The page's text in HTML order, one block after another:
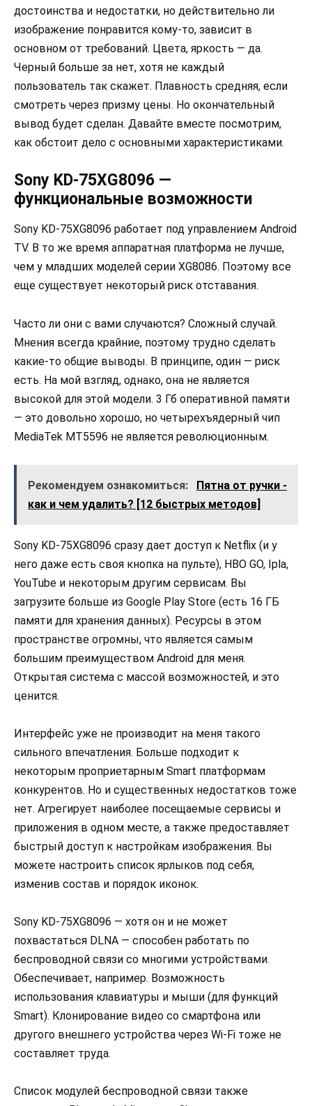
достоинства и недостатки, но действительно ли
изображение понравится кому-то, зависит в
основном от требований. Цвета, яркость — да.
Черный больше за нет, хотя не каждый
пользователь так скажет. Плавность средняя, если
смотреть через призму цены. Но окончательный
вывод будет сделан. Давайте вместе посмотрим,
как обстоит дело с основными характеристиками.
Sony KD-75XG8096 —
функциональные возможности
Sony KD-75XG8096 работает под управлением Android
TV. В то же время аппаратная платформа не лучше,
чем у младших моделей серии XG8086. Поэтому все
еще существует некоторый риск отставания.
Часто ли они с вами случаются? Сложный случай.
Мнения всегда крайние, поэтому трудно сделать
какие-то общие выводы. В принципе, один — риск
есть. На мой взгляд, однако, она не является
высокой для этой модели. 3 Гб оперативной памяти
— это довольно хорошо, но четырехъядерный чип
MediaTek MT5596 не является революционным.
Рекомендуем ознакомиться:
Пятна от ручки -
как и чем удалить? [12 быстрых методов]
Sony KD-75XG8096 сразу дает доступ к Netflix (и у
него даже есть своя кнопка на пульте), HBO GO, Ipla,
YouTube и некоторым другим сервисам. Вы
загрузите больше из Google Play Store (есть 16 ГБ
памяти для хранения данных). Ресурсы в этом
пространстве огромны, что является самым
большим преимуществом Android для меня.
Открытая система с массой возможностей, и это
ценится.
Интерфейс уже не производит на меня такого
сильного впечатления. Больше подходит к
некоторым проприетарным Smart платформам
конкурентов. Но и существенных недостатков тоже
нет. Агрегирует наиболее посещаемые сервисы и
приложения в одном месте, а также предоставляет
быстрый доступ к настройкам изображения. Вы
можете настроить список ярлыков под себя,
изменив состав и порядок иконок.
Sony KD-75XG8096 — хотя он и не может
похвастаться DLNA — способен работать по
беспроводной связи со многими устройствами.
Обеспечивает, например. Возможность
использования клавиатуры и мыши (для функций
Smart). Клонирование видео со смартфона или
другого внешнего устройства через Wi-Fi тоже не
составляет труда.
Список модулей беспроводной связи также